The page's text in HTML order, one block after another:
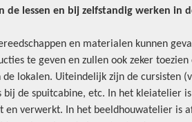
de lessen en bij zelfstandig werken in
en materialen kunnen
te geven en zullen ook zeker
de lokalen. Uiteindelijk zijn de cursisten
bij de spuitcabine, etc. In het kleiatelier
en verwerkt. In het beeldhouwatelier is